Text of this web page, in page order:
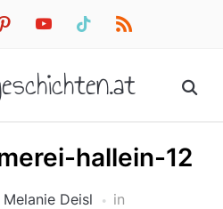
youtube tiktok rss
hallein-12
Melanie Deisl in